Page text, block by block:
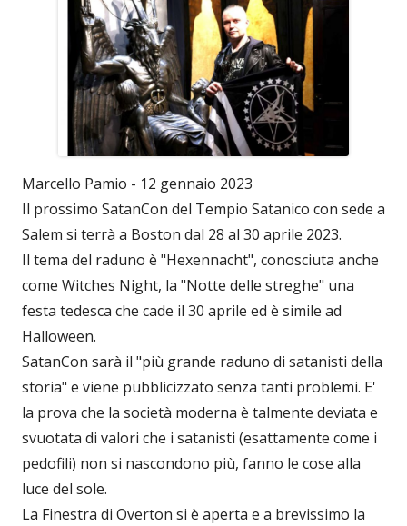
Marcello Pamio - 12 gennaio 2023
Il prossimo SatanCon del Tempio Satanico con sede a
Salem si terrà a Boston dal 28 al 30 aprile 2023.
Il tema del raduno è "Hexennacht", conosciuta anche
come Witches Night, la "Notte delle streghe" una
festa tedesca che cade il 30 aprile ed è simile ad
Halloween.
SatanCon sarà il "più grande raduno di satanisti della
storia" e viene pubblicizzato senza tanti problemi. E'
la prova che la società moderna è talmente deviata e
svuotata di valori che i satanisti (esattamente come i
pedofili) non si nascondono più, fanno le cose alla
luce del sole.
La Finestra di Overton si è aperta e a brevissimo la